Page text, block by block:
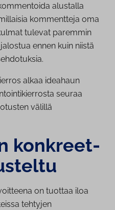
alustalla
kommentteja oma
tulevat paremmin
ennen kuin niistä
alkaa ideahaun
seuraa
välillä
konk­reet­
on tuottaa iloa
tehtyjen